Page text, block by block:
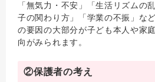
「無気力・不安」「生活リズムの
子の関わり方」「学業の不振」な
の要因の大部分が子ども本人や家
向がみられます。
②保護者の考え